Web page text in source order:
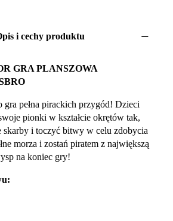
i cechy produktu
GRA PLANSZOWA
pełna pirackich przygód! Dzieci
pionki w kształcie okrętów tak,
skarby i toczyć bitwy w celu zdobycia
morza i zostań piratem z największą
na koniec gry!